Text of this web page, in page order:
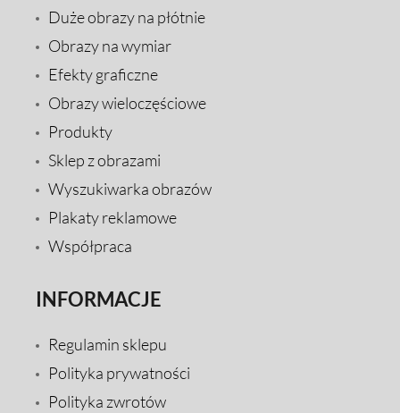
Duże obrazy na płótnie
Obrazy na wymiar
Efekty graficzne
Obrazy wieloczęściowe
Produkty
Sklep z obrazami
Wyszukiwarka obrazów
Plakaty reklamowe
Współpraca
INFORMACJE
Regulamin sklepu
Polityka prywatności
Polityka zwrotów